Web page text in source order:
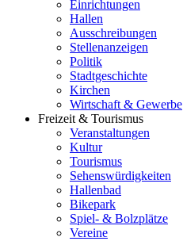
Einrichtungen
Hallen
Ausschreibungen
Stellenanzeigen
Politik
Stadtgeschichte
Kirchen
Wirtschaft & Gewerbe
Freizeit & Tourismus
Veranstaltungen
Kultur
Tourismus
Sehenswürdigkeiten
Hallenbad
Bikepark
Spiel- & Bolzplätze
Vereine